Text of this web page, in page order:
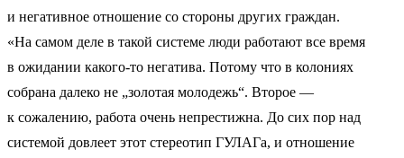
и негативное отношение со стороны других граждан.
«На самом деле в такой системе люди работают все время
в ожидании какого-то негатива. Потому что в колониях
собрана далеко не „золотая молодежь“. Второе —
к сожалению, работа очень непрестижна. До сих пор над
системой довлеет этот стереотип ГУЛАГа, и отношение